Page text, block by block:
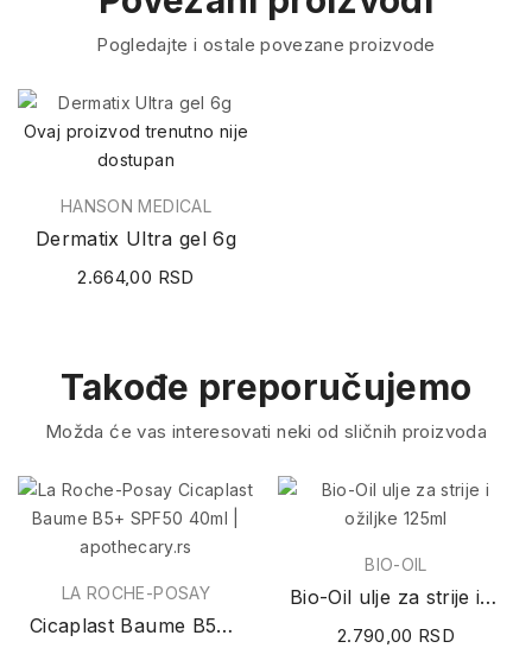
Pogledajte i ostale povezane proizvode
Ovaj proizvod trenutno nije
dostupan
HANSON MEDICAL
Dermatix Ultra gel 6g
2.664,00 RSD
Takođe preporučujemo
Možda će vas interesovati neki od sličnih proizvoda
LA ROCHE-POSAY
Cicaplast Baume B5+ SPF50 40ml
BIO-OIL
Bio-Oil ulje za strije i ožiljke 125ml
2.790,00 RSD